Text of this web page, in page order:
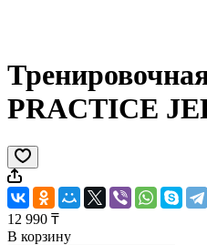
PRACTICE
12 990 ₸
В корзину